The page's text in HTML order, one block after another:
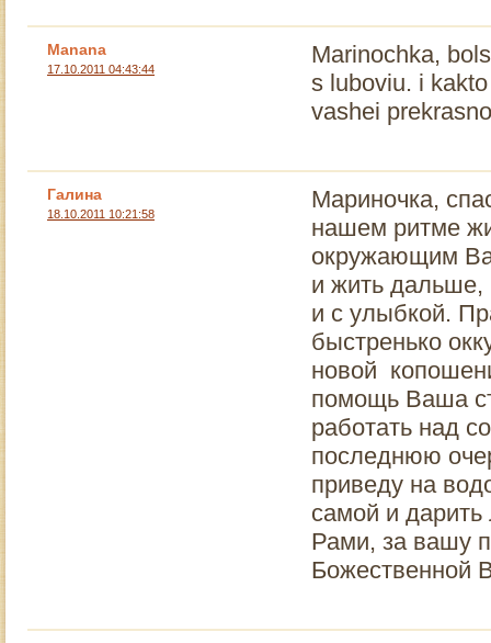
Manana
17.10.2011 04:43:44
Marinochka,
s luboviu. i
vashei
Галина
18.10.2011 10:21:58
Мариночка,
нашем ритме
окружающим
и жить дальше,
и с улыбкой.
быстренько
новой
помощь Ваша
работать над
последнюю
приведу на
самой и
Рами, за вашу
Божественной